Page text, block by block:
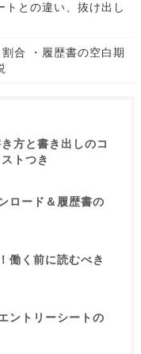
トとの違い、抜け出し
合 ・履歴書の空白期
方と書き出しのコ
トつき
ロード＆履歴書の
働く前に読むべき
ントリーシートの